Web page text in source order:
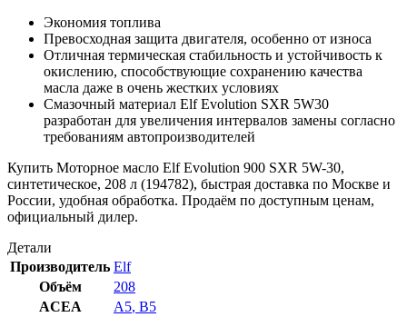
Экономия топлива
Превосходная защита двигателя, особенно от износа
Отличная термическая стабильность и устойчивость к
окислению, способствующие сохранению качества
масла даже в очень жестких условиях
Смазочный материал Elf Evolution SXR 5W30
разработан для увеличения интервалов замены согласно
требованиям автопроизводителей
Купить Моторное масло Elf Evolution 900 SXR 5W-30,
синтетическое, 208 л (194782), быстрая доставка по Москве и
России, удобная обработка. Продаём по доступным ценам,
официальный дилер.
Детали
Производитель Elf
Объём
208
ACEA
A5, B5